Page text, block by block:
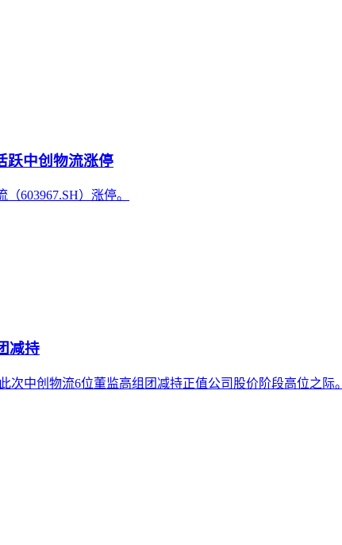
跃中创物流涨停
603967.SH）涨停。
减持
中创物流6位董监高组团减持正值公司股价阶段高位之际。